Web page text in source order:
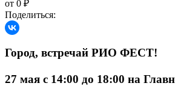
от 0 ₽
Поделиться:
Город, встречай РИО ФЕСТ!
27 мая с 14:00 до 18:00 на